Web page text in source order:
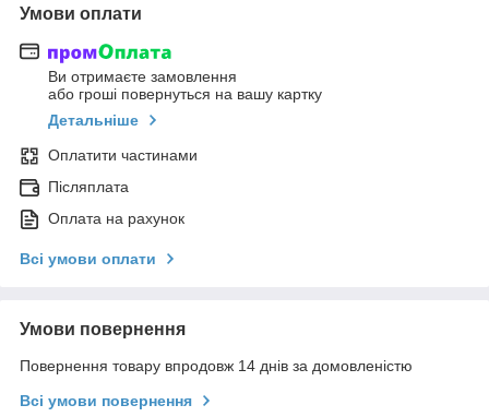
Умови оплати
Ви отримаєте замовлення
або гроші повернуться на вашу картку
Детальніше
Оплатити частинами
Післяплата
Оплата на рахунок
Всі умови оплати
Умови повернення
Повернення товару впродовж 14 днів за домовленістю
Всі умови повернення